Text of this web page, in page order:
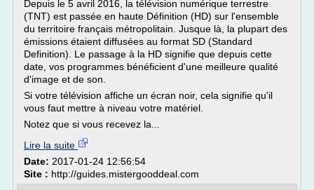
Depuis le 5 avril 2016, la télévision numérique terrestre
(TNT) est passée en haute Définition (HD) sur l'ensemble
du territoire français métropolitain. Jusque là, la plupart des
émissions étaient diffusées au format SD (Standard
Definition). Le passage à la HD signifie que depuis cette
date, vos programmes bénéficient d'une meilleure qualité
d'image et de son.
Si votre télévision affiche un écran noir, cela signifie qu'il
vous faut mettre à niveau votre matériel.
Notez que si vous recevez la...
Lire la suite
Date: 2017-01-24 12:56:54
Site : http://guides.mistergooddeal.com